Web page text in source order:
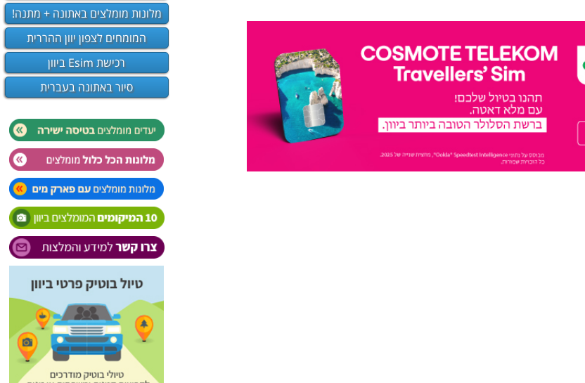
מלונות מומלצים באתונה + מתנה!
המומחים לצפון יוון ההררית
רכישת Esim ביוון
סיור באתונה בעברית